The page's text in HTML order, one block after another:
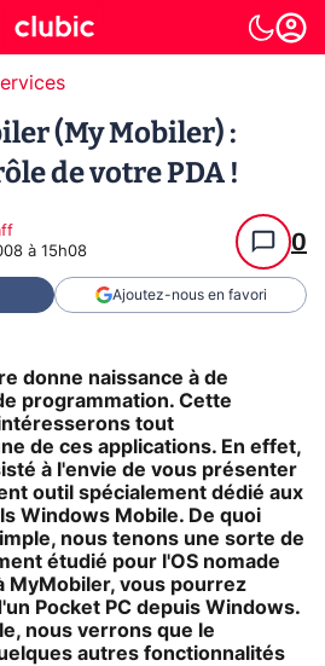
(My Mobiler) :
de votre PDA !
à 15h08 0
Ajoutez-nous en favori
donne naissance à de
programmation. Cette
tout
de ces applications. En effet,
à l'envie de vous présenter
outil spécialement dédié aux
Windows Mobile. De quoi
nous tenons une sorte de
étudié pour l'OS nomade
MyMobiler, vous pourrez
Pocket PC depuis Windows.
nous verrons que le
autres fonctionnalités